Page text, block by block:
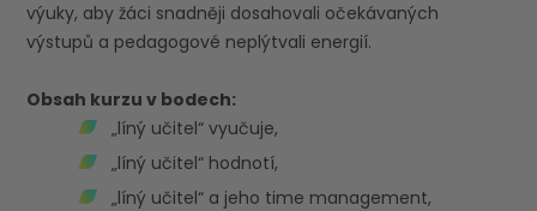
výuky, aby žáci snadněji dosahovali očekávaných
výstupů a pedagogové neplýtvali energií.
Obsah kurzu v bodech:
„líný učitel“ vyučuje,
„líný učitel“ hodnotí,
„líný učitel“ a jeho time management,